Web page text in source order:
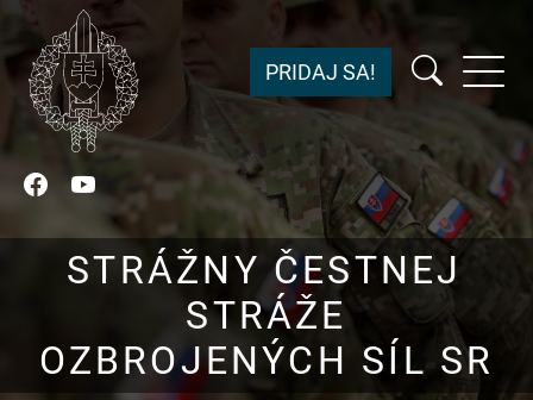
FacebookYouTube
PRIDAJ SA!
STRÁŽNY ČESTNEJ
STRÁŽE
OZBROJENÝCH SÍL SR